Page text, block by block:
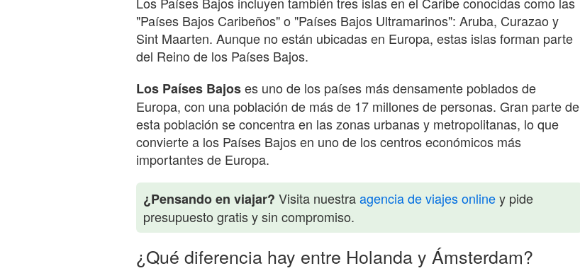
"Países Bajos Caribeños" o "Países Bajos Ultramarinos": Aruba, Curazao y
Sint Maarten. Aunque no están ubicadas en Europa, estas islas forman parte
del Reino de los Países Bajos.
Los Países Bajoses uno de los países más densamente poblados de
Europa, con una población de más de 17 millones de personas. Gran parte de
esta población se concentra en las zonas urbanas y metropolitanas, lo que
convierte a los Países Bajos en uno de los centros económicos más
importantes de Europa.
¿Pensando en viajar? Visita nuestraagencia de viajes onliney pide
presupuesto gratis y sin compromiso.
¿Qué diferencia hay entre Holanda y Ámsterdam?